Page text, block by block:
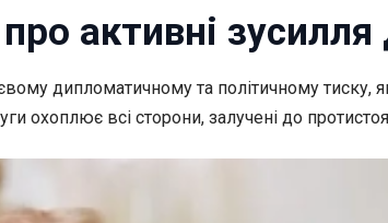
активні
дипломатичному та політичному тиску,
охоплює всі сторони, залучені до